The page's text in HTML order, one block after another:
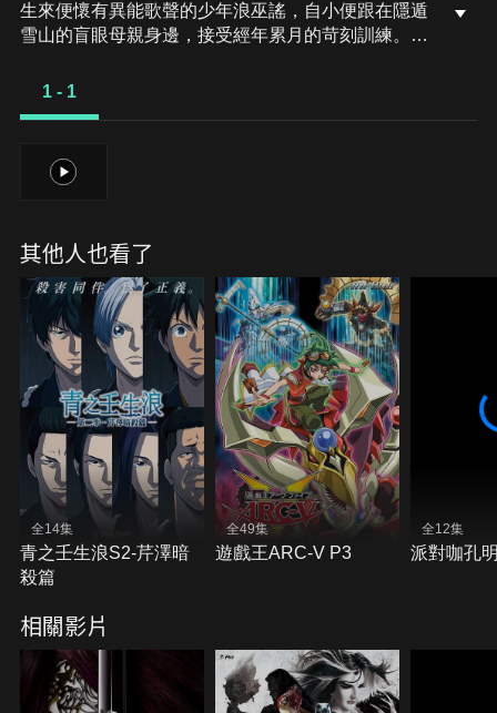
生來便懷有異能歌聲的少年浪巫謠，自小便跟在隱遁
雪山的盲眼母親身邊，接受經年累月的苛刻訓練。然
謠眼前斷送了性命。儘管如此，浪巫謠罕見的歌聲終
遊戲。浪巫謠聽聞有一名在西幽各地奪取魔劍、占為
己有的大罪人「啖劍太歲」。而啖劍太歲的下一個目
1 - 1
1
其他人也看了
全14集
青之壬生浪S2-芹澤暗
殺篇
全49集
遊戲王ARC-V P3
全12集
派對咖孔
相關影片